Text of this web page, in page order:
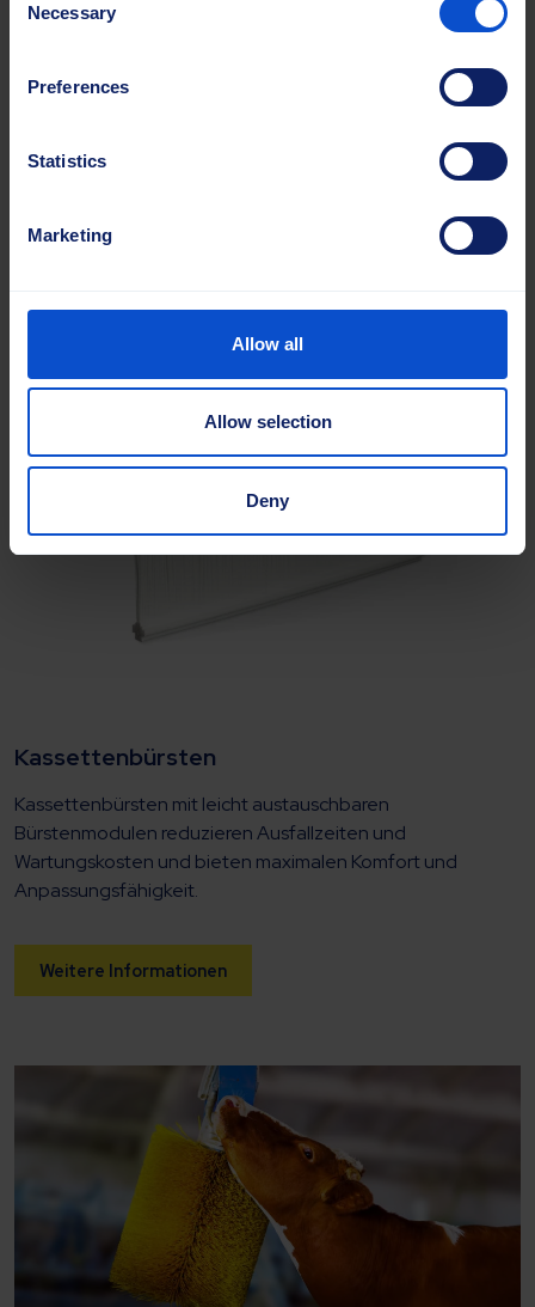
Selection
Necessary
Preferences
Statistics
Marketing
Allow all
Allow selection
Deny
Reinigungs- und Endarbeiten entwickelt wurden und eine
gründliche Abdeckung bei komplizierten Anwendungen
Kassettenbürsten
Kassettenbürsten mit leicht austauschbaren
Bürstenmodulen reduzieren Ausfallzeiten und
Wartungskosten und bieten maximalen Komfort und
Anpassungsfähigkeit.
Weitere Informationen